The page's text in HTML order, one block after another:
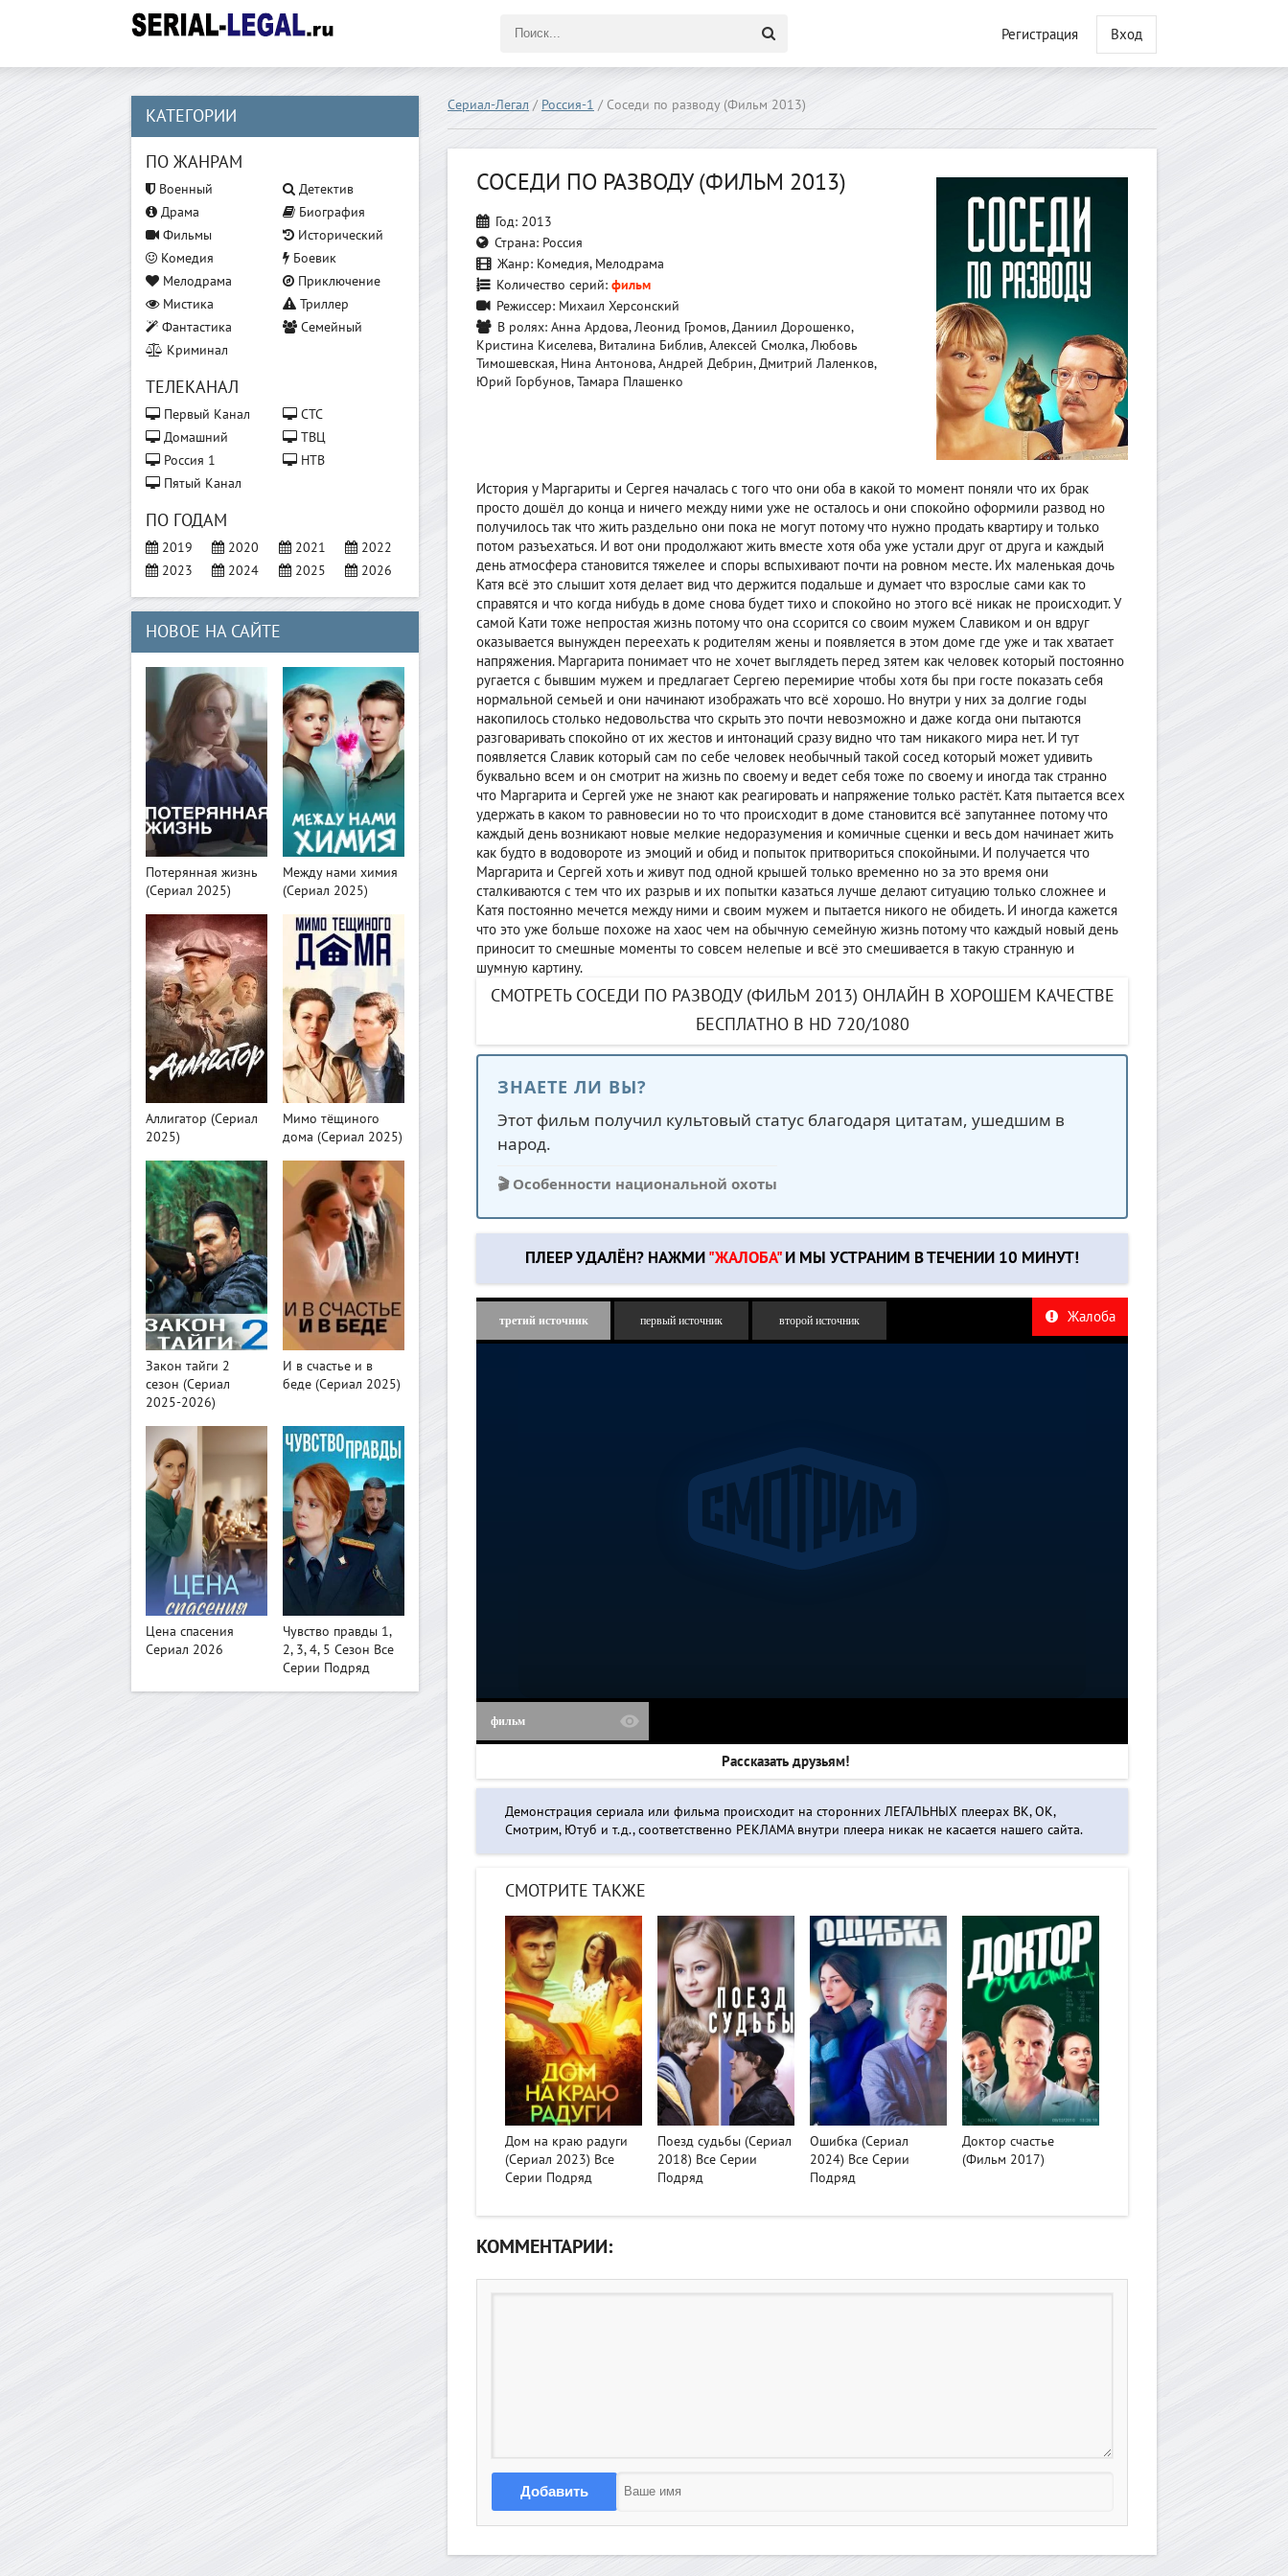
Регистрация Вход
Сериал-Легал / Россия-1 / Соседи по разводу (Фильм 2013)
СОСЕДИ ПО РАЗВОДУ (ФИЛЬМ 2013)
Год: 2013
Страна: Россия
Жанр: Комедия, Мелодрама
Количество серий: фильм
Режиссер: Михаил Херсонский
В ролях: Анна Ардова, Леонид Громов, Даниил Дорошенко,
Кристина Киселева, Виталина Библив, Алексей Смолка, Любовь
Тимошевская, Нина Антонова, Андрей Дебрин, Дмитрий Лаленков,
Юрий Горбунов, Тамара Плашенко
История у Маргариты и Сергея началась с того что они оба в какой то момент поняли что их брак
просто дошёл до конца и ничего между ними уже не осталось и они спокойно оформили развод но
получилось так что жить раздельно они пока не могут потому что нужно продать квартиру и только
потом разъехаться. И вот они продолжают жить вместе хотя оба уже устали друг от друга и каждый
день атмосфера становится тяжелее и споры вспыхивают почти на ровном месте. Их маленькая дочь
Катя всё это слышит хотя делает вид что держится подальше и думает что взрослые сами как то
справятся и что когда нибудь в доме снова будет тихо и спокойно но этого всё никак не происходит. У
самой Кати тоже непростая жизнь потому что она ссорится со своим мужем Славиком и он вдруг
оказывается вынужден переехать к родителям жены и появляется в этом доме где уже и так хватает
напряжения. Маргарита понимает что не хочет выглядеть перед зятем как человек который постоянно
ругается с бывшим мужем и предлагает Сергею перемирие чтобы хотя бы при госте показать себя
нормальной семьей и они начинают изображать что всё хорошо. Но внутри у них за долгие годы
накопилось столько недовольства что скрыть это почти невозможно и даже когда они пытаются
разговаривать спокойно от их жестов и интонаций сразу видно что там никакого мира нет. И тут
появляется Славик который сам по себе человек необычный такой сосед который может удивить
буквально всем и он смотрит на жизнь по своему и ведет себя тоже по своему и иногда так странно
что Маргарита и Сергей уже не знают как реагировать и напряжение только растёт. Катя пытается всех
удержать в каком то равновесии но то что происходит в доме становится всё запутаннее потому что
каждый день возникают новые мелкие недоразумения и комичные сценки и весь дом начинает жить
как будто в водовороте из эмоций и обид и попыток притвориться спокойными. И получается что
Маргарита и Сергей хоть и живут под одной крышей только временно но за это время они
сталкиваются с тем что их разрыв и их попытки казаться лучше делают ситуацию только сложнее и
Катя постоянно мечется между ними и своим мужем и пытается никого не обидеть. И иногда кажется
что это уже больше похоже на хаос чем на обычную семейную жизнь потому что каждый новый день
приносит то смешные моменты то совсем нелепые и всё это смешивается в такую странную и
шумную картину.
СМОТРЕТЬ СОСЕДИ ПО РАЗВОДУ (ФИЛЬМ 2013) ОНЛАЙН В ХОРОШЕМ КАЧЕСТВЕ
БЕСПЛАТНО В HD 720/1080
ЗНАЕТЕ ЛИ ВЫ?
Этот фильм получил культовый статус благодаря цитатам, ушедшим в
народ.
🎬 Особенности национальной охоты
ПЛЕЕР УДАЛЁН? НАЖМИ "ЖАЛОБА"И МЫ УСТРАНИМ В ТЕЧЕНИИ 10 МИНУТ!
третий источник первый источник второй источник
фильм
Жалоба
Рассказать друзьям!
Демонстрация сериала или фильма происходит на сторонних ЛЕГАЛЬНЫХ плеерах ВК, ОК,
Смотрим, Ютуб и т.д., соответственно РЕКЛАМА внутри плеера никак не касается нашего сайта.
СМОТРИТЕ ТАКЖЕ
>
Дом на краю радуги
(Сериал 2023) Все
Серии Подряд
>
Поезд судьбы (Сериал
2018) Все Серии
Подряд
>
Ошибка (Сериал
2024) Все Серии
Подряд
>
Доктор счастье
(Фильм 2017)
КОММЕНТАРИИ:
Добавить
КАТЕГОРИИ
ПО ЖАНРАМ
Военный
Детектив
Драма
Биография
Фильмы
Исторический
Комедия
Боевик
Мелодрама
Приключение
Мистика
Триллер
Фантастика
Семейный
Криминал
ТЕЛЕКАНАЛ
Первый Канал
СТС
Домашний
ТВЦ
Россия 1
НТВ
Пятый Канал
ПО ГОДАМ
2019 2020 2021
2022
2023
2024 2025 2026
НОВОЕ НА САЙТЕ
>
Потерянная жизнь
(Сериал 2025)
Между нами химия
(Сериал 2025)
Аллигатор (Сериал
2025)
>
Мимо тёщиного
дома (Сериал 2025)
>
Закон тайги 2
сезон (Сериал
2025-2026)
И в счастье и в
беде (Сериал 2025)
Цена спасения
Сериал 2026
Чувство правды 1,
2, 3, 4, 5 Сезон Все
Серии Подряд